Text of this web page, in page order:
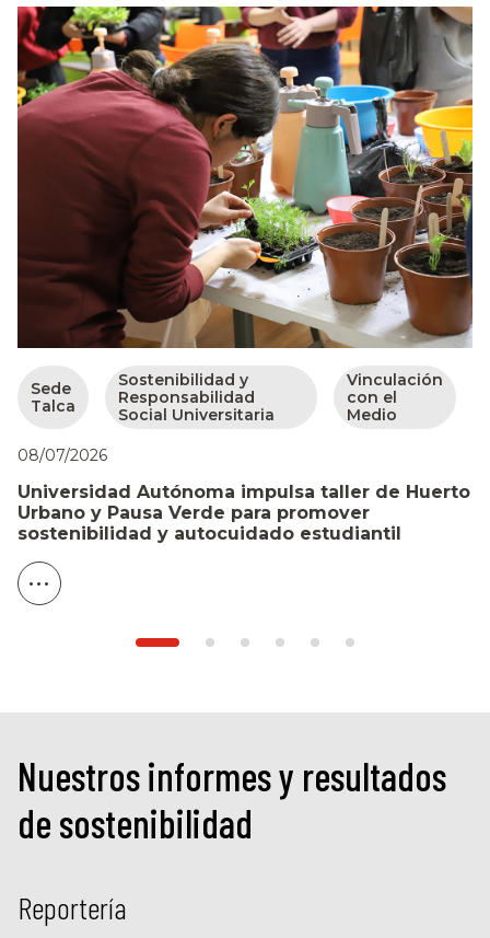
Sede
Talca
Sostenibilidad y
Responsabilidad
Social Universitaria
Vinculación
con el
Medio
08/07/2026
Universidad Autónoma impulsa taller de Huerto
Urbano y Pausa Verde para promover
sostenibilidad y autocuidado estudiantil
Nuestros informes y resultados
de sostenibilidad
Reportería